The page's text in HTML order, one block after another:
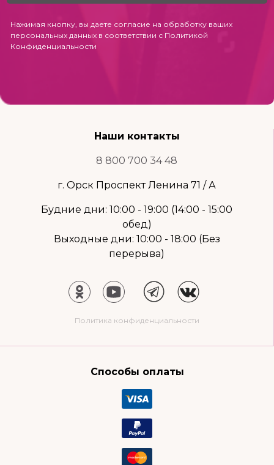
Нажимая кнопку, вы даете согласие на обработку ваших
персональных данных в соответствии с Политикой
Конфиденциальности
Наши контакты
8 800 700 34 48
г. Орск Проспект Ленина 71 / А
Будние дни: 10:00 - 19:00 (14:00 - 15:00
обед)
Выходные дни: 10:00 - 18:00 (Без
перерыва)
Политика конфиденциальности
Способы оплаты